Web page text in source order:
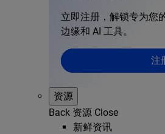
立即注册，解锁专为您
边缘和 AI 工具。
注
资源
Back 资源 Close
新鲜资讯